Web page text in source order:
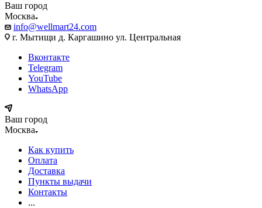
Ваш город
Москва
info@wellmart24.com
г. Мытищи д. Каргашино ул. Центральная
Вконтакте
Telegram
YouTube
WhatsApp
Ваш город
Москва
Как купить
Оплата
Доставка
Пункты выдачи
Контакты
...